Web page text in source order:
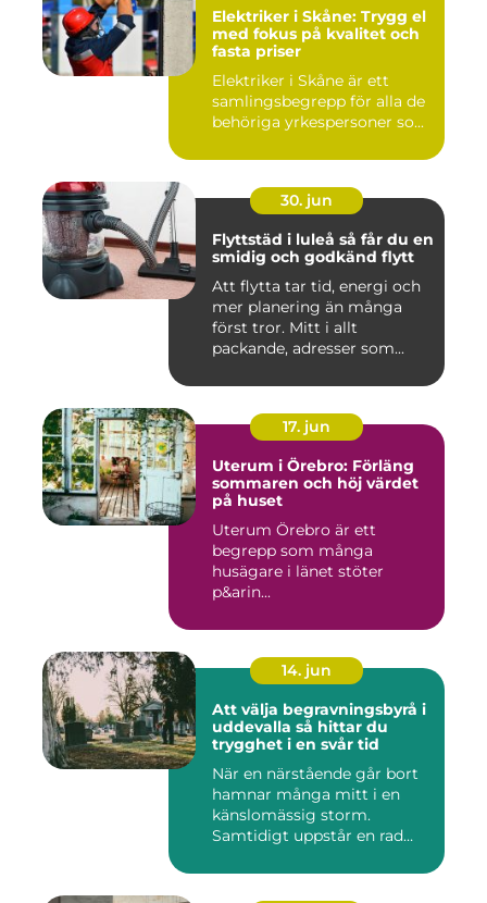
Elektriker i Skåne: Trygg el
med fokus på kvalitet och
fasta priser
Elektriker i Skåne är ett
samlingsbegrepp för alla de
behöriga yrkespersoner so...
30. jun
Flyttstäd i luleå så får du en
smidig och godkänd flytt
Att flytta tar tid, energi och
mer planering än många
först tror. Mitt i allt
packande, adresser som...
17. jun
Uterum i Örebro: Förläng
sommaren och höj värdet
på huset
Uterum Örebro är ett
begrepp som många
husägare i länet stöter
p&arin...
14. jun
Att välja begravningsbyrå i
uddevalla så hittar du
trygghet i en svår tid
När en närstående går bort
hamnar många mitt i en
känslomässig storm.
Samtidigt uppstår en rad